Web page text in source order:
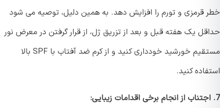
قرمزی و تورم را افزایش دهد. به همین دلیل، توصیه می شود
یک هفته قبل و بعد از تزریق ژل، از قرار گرفتن در معرض نور
مستقیم خورشید خودداری کنید و از کرم ضد آفتاب با SPF بالا
کنید.